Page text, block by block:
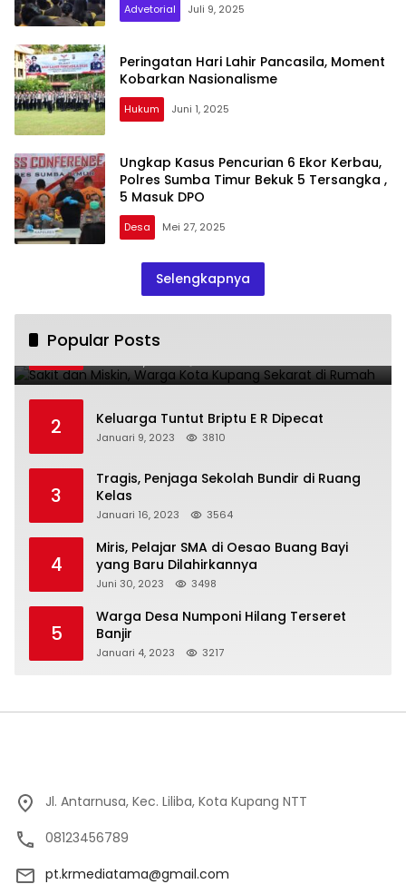
Advetorial Juli 9, 2025
Peringatan Hari Lahir Pancasila, Moment
Kobarkan Nasionalisme
Hukum Juni 1, 2025
Ungkap Kasus Pencurian 6 Ekor Kerbau,
Polres Sumba Timur Bekuk 5 Tersangka ,
5 Masuk DPO
Desa Mei 27, 2025
Selengkapnya
Popular Posts
1
Sekarat di Rumah
Januari 7, 2023 4227
2 Keluarga Tuntut Briptu E R Dipecat
Januari 9, 2023 3810
3
Tragis, Penjaga Sekolah Bundir di Ruang
Kelas
Januari 16, 2023 3564
4
Miris, Pelajar SMA di Oesao Buang Bayi
yang Baru Dilahirkannya
Juni 30, 2023 3498
5
Warga Desa Numponi Hilang Terseret
Banjir
Januari 4, 2023 3217
Jl. Antarnusa, Kec. Liliba, Kota Kupang NTT
08123456789
pt.krmediatama@gmail.com